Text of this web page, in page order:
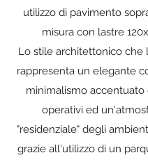
utilizzo di pavimento
misura con lastre
Lo stile architettonico che
rappresenta un elegante
minimalismo accentuato
operativi ed
"residenziale" degli
grazie all'utilizzo di un